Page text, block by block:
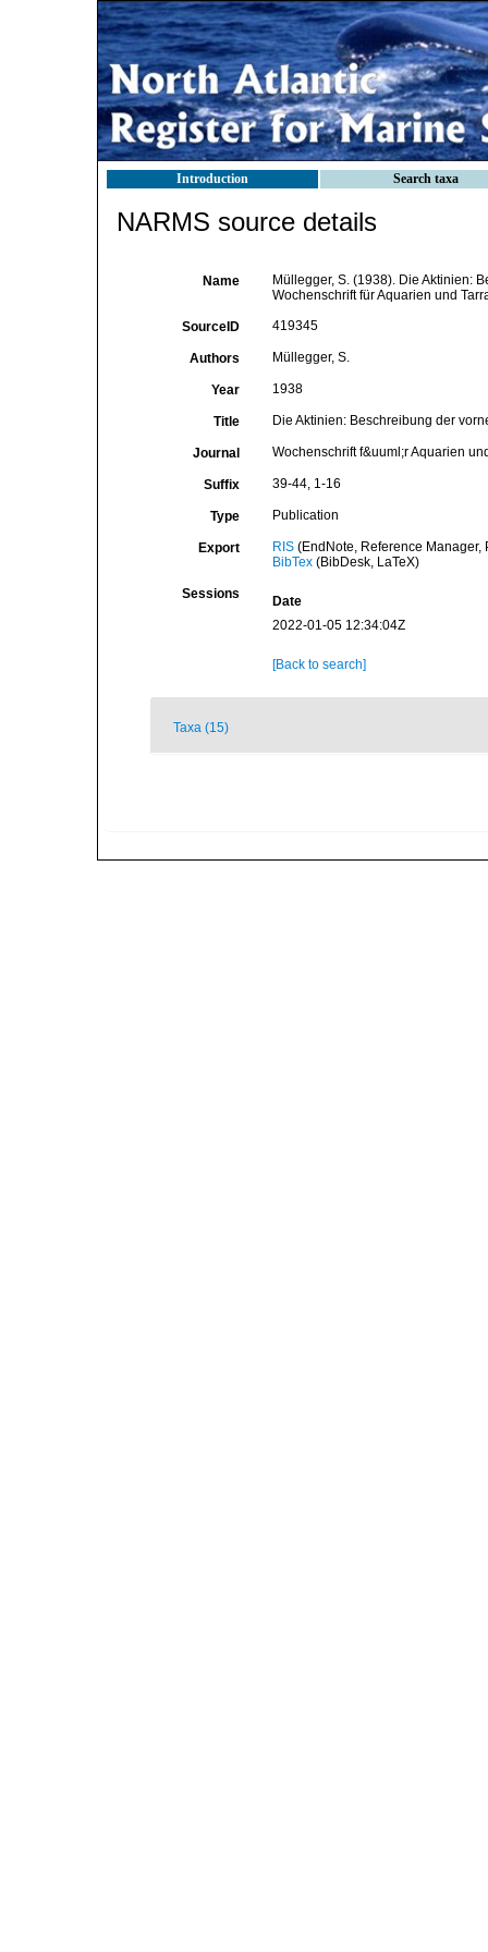
Introduction Search taxa
NARMS source details
Name
Müllegger, S. (1938). Die Aktinien:
Wochenschrift für Aquarien und
SourceID 419345
Authors Müllegger, S.
Year 1938
Title Die Aktinien: Beschreibung der
Journal Wochenschrift f&uuml;r Aquarien
Suffix 39-44, 1-16
Type Publication
Export RIS(EndNote, Reference Manager,
BibTex(BibDesk, LaTeX)
Sessions
Date
2022-01-05 12:34:04Z
[Back to search]
Taxa (15)